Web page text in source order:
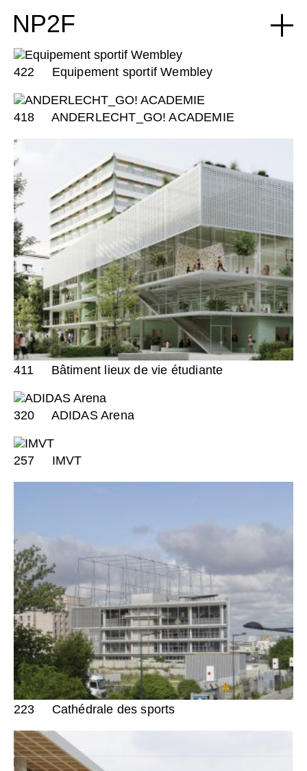
NP2F
422 Equipement sportif Wembley
418 ANDERLECHT_GO! ACADEMIE
411 Bâtiment lieux de vie étudiante
320 ADIDAS Arena
257 IMVT
223 Cathédrale des sports